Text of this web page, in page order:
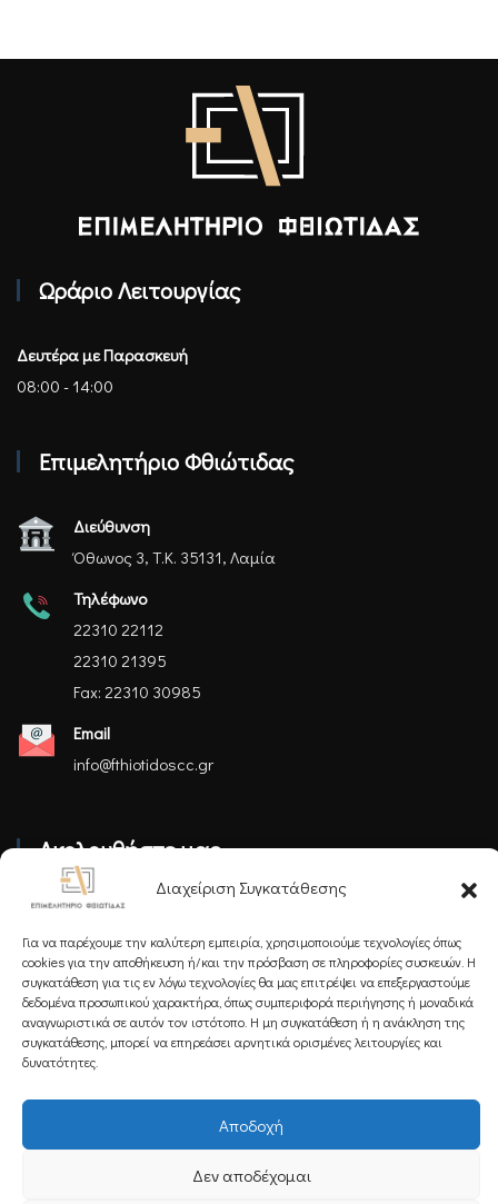
Διαχείριση Συγκατάθεσης
Για να παρέχουμε την καλύτερη εμπειρία, χρησιμοποιούμε τεχνολογίες όπως
cookies για την αποθήκευση ή/και την πρόσβαση σε πληροφορίες συσκευών. Η
συγκατάθεση για τις εν λόγω τεχνολογίες θα μας επιτρέψει να επεξεργαστούμε
δεδομένα προσωπικού χαρακτήρα, όπως συμπεριφορά περιήγησης ή μοναδικά
αναγνωριστικά σε αυτόν τον ιστότοπο. Η μη συγκατάθεση ή η ανάκληση της
συγκατάθεσης, μπορεί να επηρεάσει αρνητικά ορισμένες λειτουργίες και
δυνατότητες.
Αποδοχή
Δεν αποδέχομαι
Ωράριο Λειτουργίας
Δευτέρα με Παρασκευή
08:00 - 14:00
Επιμελητήριο Φθιώτιδας
Διεύθυνση
Όθωνος 3, Τ.Κ. 35131, Λαμία
Τηλέφωνο
22310 22112
22310 21395
Fax: 22310 30985
Email
info@fthiotidoscc.gr
Ακολουθήστε μας
Εγγραφείτε στο Newsletter μας